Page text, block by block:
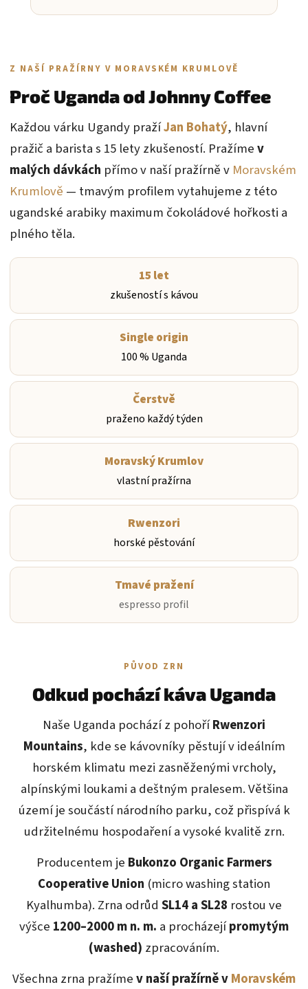
Z NAŠÍ PRAŽÍRNY V MORAVSKÉM KRUMLOVĚ
Proč Uganda od Johnny Coffee
Každou várku Ugandy pražíJan Bohatý, hlavní
pražič a barista s 15 lety zkušeností. Pražímev
malých dávkách přímo v naší pražírně v Moravském
Krumlově — tmavým profilem vytahujeme z této
ugandské arabiky maximum čokoládové hořkosti a
plného těla.
15 let
zkušeností s kávou
Single origin
100 % Uganda
Čerstvě
praženo každý týden
Moravský Krumlov
vlastní pražírna
Rwenzori
horské pěstování
Tmavé pražení
espresso profil
PŮVOD ZRN
Odkud pochází káva Uganda
Naše Uganda pochází z pohoříRwenzori
Mountains, kde se kávovníky pěstují v ideálním
horském klimatu mezi zasněženými vrcholy,
alpínskými loukami a deštným pralesem. Většina
území je součástí národního parku, což přispívá k
udržitelnému hospodaření a vysoké kvalitě zrn.
Producentem je Bukonzo Organic Farmers
Cooperative Union (micro washing station
Kyalhumba). Zrna odrůd SL14 a SL28 rostou ve
výšce 1200–2000 m n. m. a procházejípromytým
(washed) zpracováním.
Všechna zrna pražímev naší pražírně vMoravském